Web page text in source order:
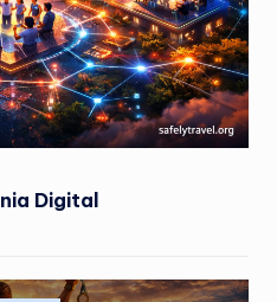
Digital